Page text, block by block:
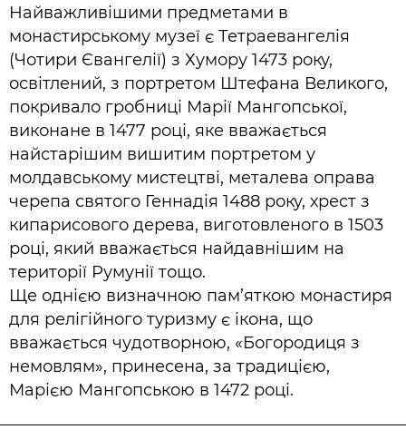
Найважливішими предметами в
монастирському музеї є Тетраевангелія
(Чотири Євангелії) з Хумору 1473 року,
освітлений, з портретом Штефана Великого,
покривало гробниці Марії Мангопської,
виконане в 1477 році, яке вважається
найстарішим вишитим портретом у
молдавському мистецтві, металева оправа
черепа святого Геннадія 1488 року, хрест з
кипарисового дерева, виготовленого в 1503
році, який вважається найдавнішим на
території Румунії тощо.
Ще однією визначною пам’яткою монастиря
для релігійного туризму є ікона, що
вважається чудотворною, «Богородиця з
немовлям», принесена, за традицією,
Марією Мангопською в 1472 році.